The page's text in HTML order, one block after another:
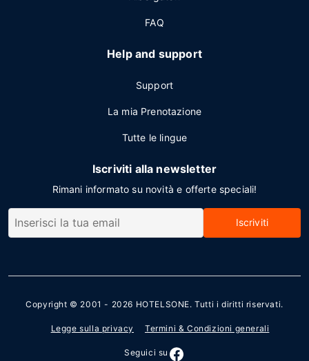
FAQ
Help and support
Support
La mia Prenotazione
Tutte le lingue
Iscriviti alla newsletter
Rimani informato su novità e offerte speciali!
Iscriviti
Copyright © 2001 - 2026 HOTELSONE. Tutti i diritti riservati.
Legge sulla privacy Termini & Condizioni generali
Seguici su